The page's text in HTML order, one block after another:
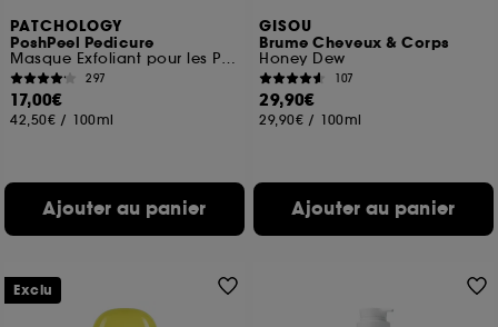
PATCHOLOGY
PoshPeel Pedicure
Masque Exfoliant pour les Pieds
297
17,00€
42,50€ / 100ml
Ajouter au panier
GISOU
Brume Cheveux & Corps
Honey Dew
107
29,90€
29,90€ / 100ml
Ajouter au panier
Exclu